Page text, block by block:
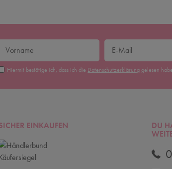
Hiermit bestätige ich, dass ich die Daten­schutz­erklärunggelesen
EINKAUFEN
DU